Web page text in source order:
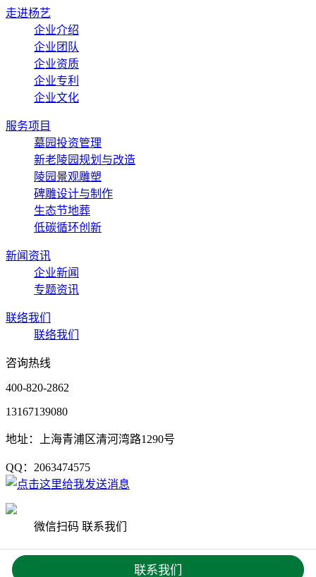
走进杨艺
企业介绍
企业团队
企业资质
企业专利
企业文化
服务项目
墓园投资管理
新老陵园规划与改造
陵园景观雕塑
碑雕设计与制作
生态节地葬
低碳循环创新
新闻资讯
企业新闻
专题资讯
联络我们
联络我们
咨询热线
400-820-2862
13167139080
地址：上海青浦区清河湾路1290号
QQ：2063474575
微信扫码 联系我们
Copyright © 2020 上海杨艺园林集团有限公司 版权所有沪ICP
备19033542号
联系我们